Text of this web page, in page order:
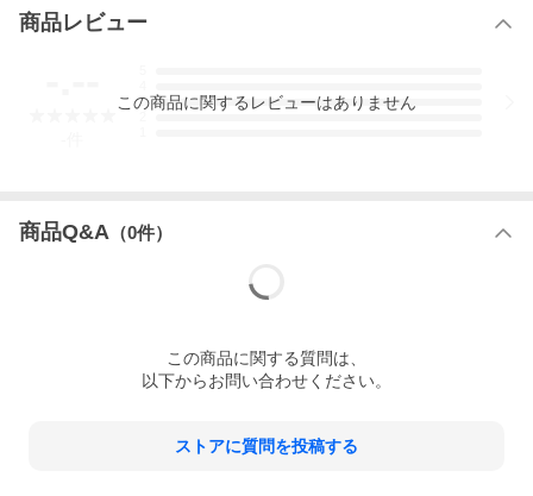
商品レビュー
3
この商品に関するレビューはありません
商品Q&A （0件）
この商品に関する質問は、
以下からお問い合わせください。
ストアに質問を投稿する